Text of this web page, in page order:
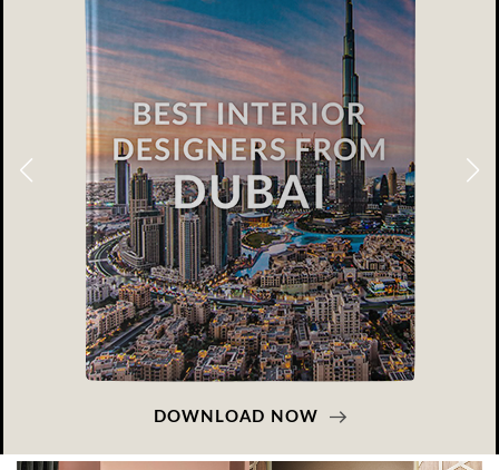
DOWNLOAD NOW